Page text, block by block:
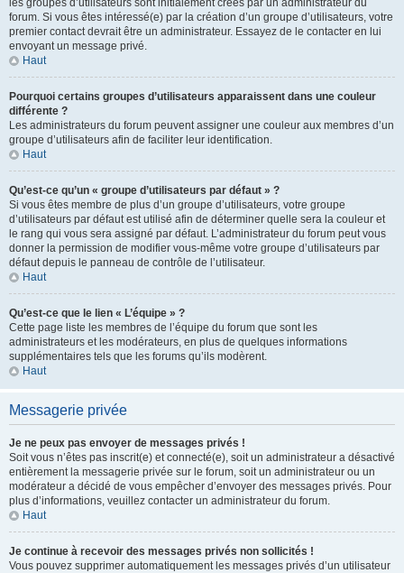
les groupes d’utilisateurs sont initialement créés par un administrateur du
forum. Si vous êtes intéressé(e) par la création d’un groupe d’utilisateurs, votre
premier contact devrait être un administrateur. Essayez de le contacter en lui
envoyant un message privé.
Haut
Pourquoi certains groupes d’utilisateurs apparaissent dans une couleur
différente ?
Les administrateurs du forum peuvent assigner une couleur aux membres d’un
groupe d’utilisateurs afin de faciliter leur identification.
Haut
Qu’est-ce qu’un « groupe d’utilisateurs par défaut » ?
Si vous êtes membre de plus d’un groupe d’utilisateurs, votre groupe
d’utilisateurs par défaut est utilisé afin de déterminer quelle sera la couleur et
le rang qui vous sera assigné par défaut. L’administrateur du forum peut vous
donner la permission de modifier vous-même votre groupe d’utilisateurs par
défaut depuis le panneau de contrôle de l’utilisateur.
Haut
Qu’est-ce que le lien « L’équipe » ?
Cette page liste les membres de l’équipe du forum que sont les
administrateurs et les modérateurs, en plus de quelques informations
supplémentaires tels que les forums qu’ils modèrent.
Haut
Messagerie privée
Je ne peux pas envoyer de messages privés !
Soit vous n’êtes pas inscrit(e) et connecté(e), soit un administrateur a désactivé
entièrement la messagerie privée sur le forum, soit un administrateur ou un
modérateur a décidé de vous empêcher d’envoyer des messages privés. Pour
plus d’informations, veuillez contacter un administrateur du forum.
Haut
Je continue à recevoir des messages privés non sollicités !
Vous pouvez supprimer automatiquement les messages privés d’un utilisateur